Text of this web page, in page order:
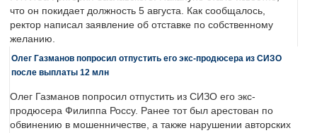
что он покидает должность 5 августа. Как сообщалось,
ректор написал заявление об отставке по собственному
желанию.
Олег Газманов попросил отпустить его экс-продюсера из СИЗО
после выплаты 12 млн
Олег Газманов попросил отпустить из СИЗО его экс-
продюсера Филиппа Россу. Ранее тот был арестован по
обвинению в мошенничестве, а также нарушении авторских